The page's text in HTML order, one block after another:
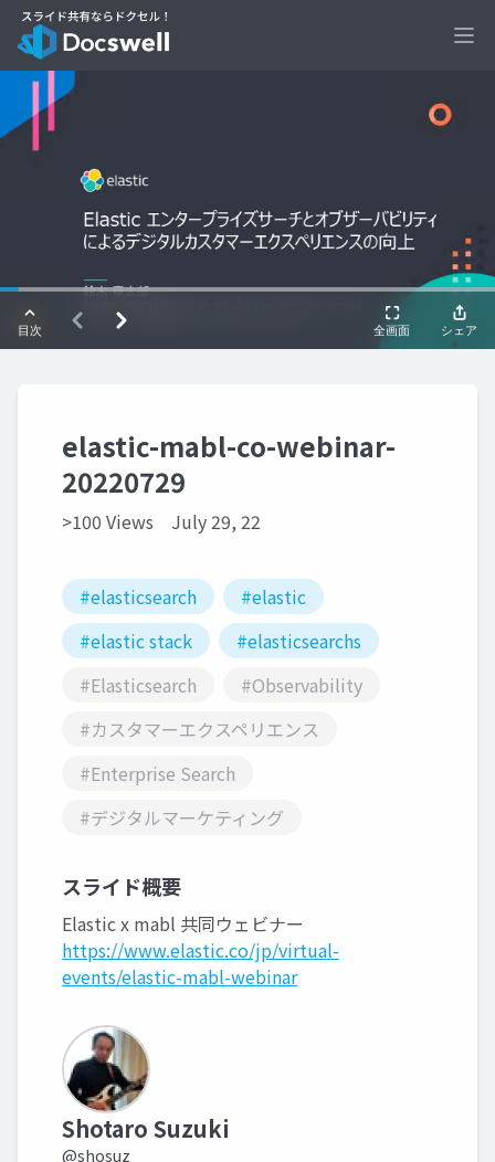
elastic-mabl-co-webinar-
20220729
>100 Views July 29, 22
#elasticsearch
#elastic
#elastic stack
#elasticsearchs
#Elasticsearch
#Observability
#カスタマーエクスペリエンス
#Enterprise Search
#デジタルマーケティング
スライド概要
Elastic x mabl 共同ウェビナー
https://www.elastic.co/jp/virtual-
events/elastic-mabl-webinar
Shotaro Suzuki
@shosuz